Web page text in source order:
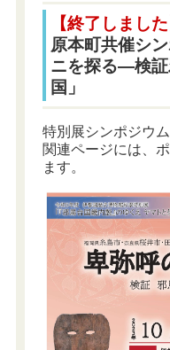
【終了しました
原本町共催シ
ニを探る―検証
国」
特別展シンポジウ
関連ページには、
ます。